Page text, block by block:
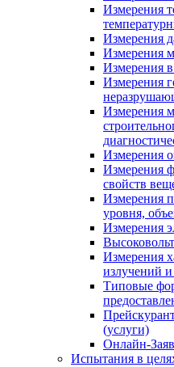
Измерения
Измерения
Измерения
Измерения
Измерения
Измерения
Измерения
Измерения
свойств
Измерения
уровня,
Измерения
Измерения
излучений
Типовые
(услуги)
Онлайн-
Испытания в